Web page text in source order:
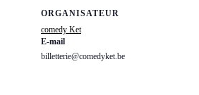
ORGANISATEUR
comedy Ket
E-mail
billetterie@comedyket.be